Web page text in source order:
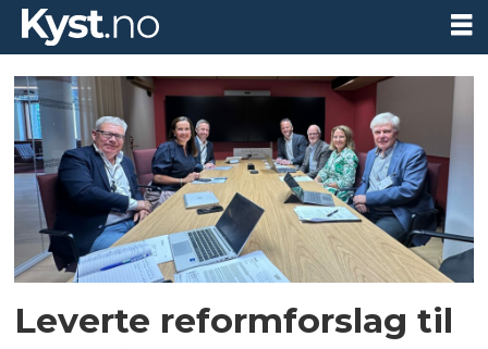
Tag:
havbruksmeldingen
Leverte reformforslag til